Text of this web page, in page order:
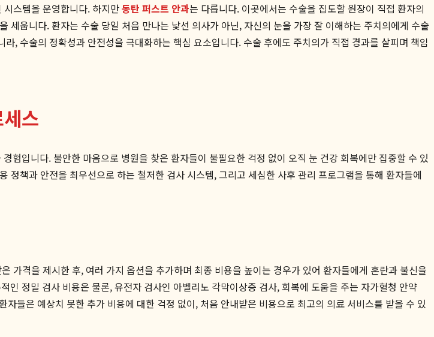
스템을 운영합니다. 하지만동탄 퍼스트 안과는 다릅니다. 이곳에서는 수술을 집도할 원장이 직접 환자의
웁니다. 환자는 수술 당일 처음 만나는 낯선 의사가 아닌, 자신의 눈을 가장 잘 이해하는 주치의에게 수술
, 수술의 정확성과 안전성을 극대화하는 핵심 요소입니다. 수술 후에도 주치의가 직접 경과를 살피며 책임
스
험입니다. 불안한 마음으로 병원을 찾은 환자들이 불필요한 걱정 없이 오직 눈 건강 회복에만 집중할 수 있
정책과 안전을 최우선으로 하는 철저한 검사 시스템, 그리고 세심한 사후 관리 프로그램을 통해 환자들에
가격을 제시한 후, 여러 가지 옵션을 추가하며 최종 비용을 높이는 경우가 있어 환자들에게 혼란과 불신을
인 정밀 검사 비용은 물론, 유전자 검사인 아벨리노 각막이상증 검사, 회복에 도움을 주는 자가혈청 안약
들은 예상치 못한 추가 비용에 대한 걱정 없이, 처음 안내받은 비용으로 최고의 의료 서비스를 받을 수 있